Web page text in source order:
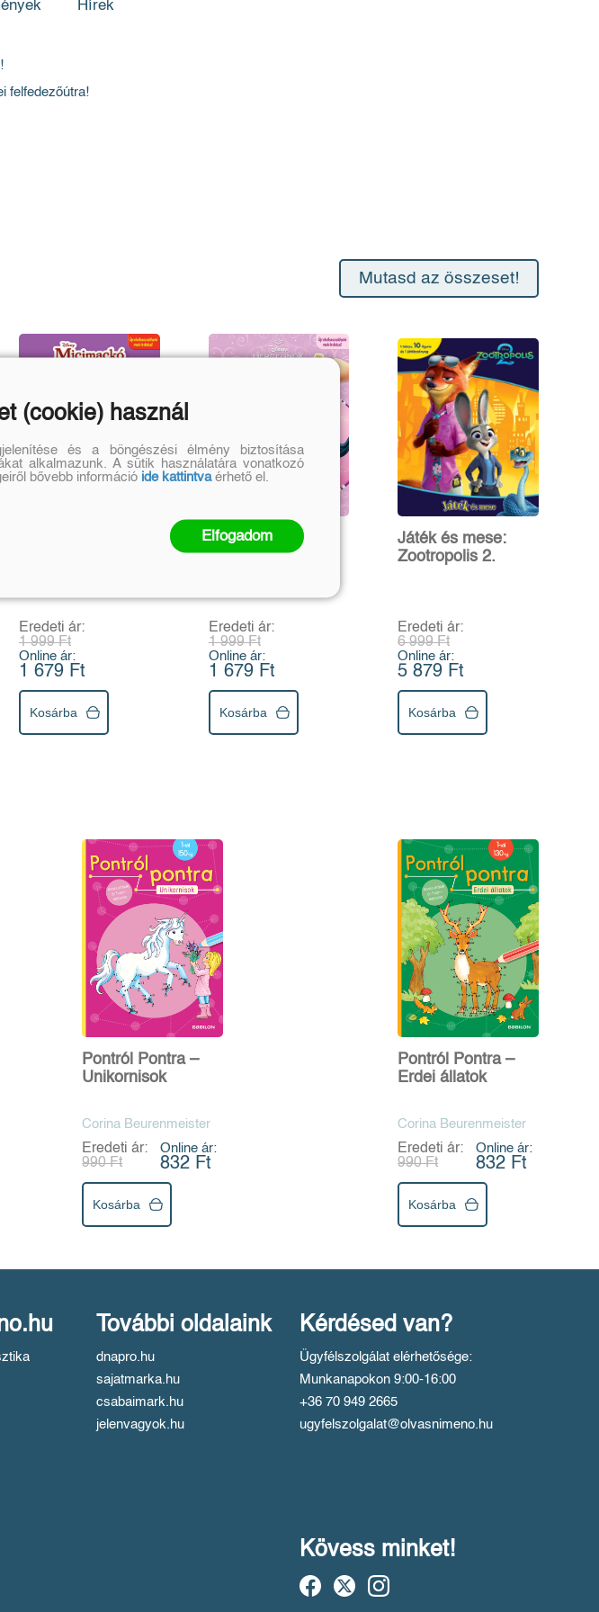
Hírek
felfedezőútra!
Mutasd az összeset!
Eredeti ár:
1 999 Ft
Online ár:
1 679 Ft
Kosárba
Matricás
mókafüzet:
Eredeti ár:
1 999 Ft
Online ár:
1 679 Ft
Kosárba
Játék és mese:
Zootropolis 2.
Eredeti ár:
6 999 Ft
Online ár:
5 879 Ft
Kosárba
Pontról Pontra –
Unikornisok
Corina Beurenmeister
Eredeti ár:
990 Ft
Online ár:
832 Ft
Kosárba
Pontról Pontra –
Erdei állatok
Corina Beurenmeister
Eredeti ár:
990 Ft
Online ár:
832 Ft
Kosárba
További oldalaink
dnapro.hu
sajatmarka.hu
csabaimark.hu
jelenvagyok.hu
Kérdésed van?
Ügyfélszolgálat elérhetősége:
Munkanapokon 9:00-16:00
+36 70 949 2665
ugyfelszolgalat@olvasnimeno.hu
Kövess minket!
(cookie) használ
és a böngészési élmény biztosítása
alkalmazunk. A sütik használatára vonatkozó
bővebb információ ide kattintvaérhető el.
Elfogadom